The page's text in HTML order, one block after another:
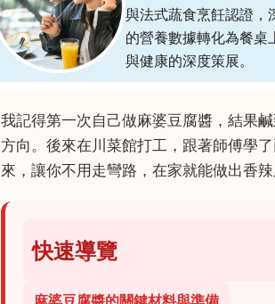
與法式蔬食烹飪認證，
的營養數據轉化為餐桌
與健康的深度策展。
我記得第一次自己做麻婆豆腐醬，結果
方向。後來在川菜館打工，跟著師傅學
來，讓你不用走彎路，在家就能做出香辣
快速導覽
麻婆豆腐醬的關鍵材料與準備